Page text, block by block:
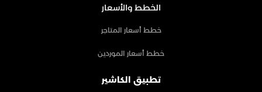
الخطط والأسعار
خطط أسعار المتاجر
خطط أسعار الموردين
تطبيق الكاشير